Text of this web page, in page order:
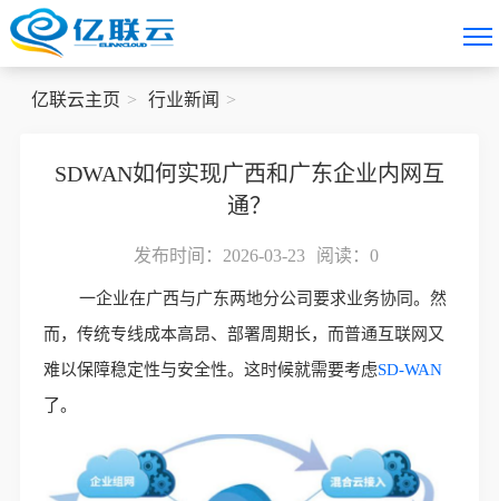
亿联云主页 行业新闻
SDWAN如何实现广西和广东企业内网互
通？
发布时间：2026-03-23 阅读： 0
一企业在广西与广东两地分公司要求业务协同。然
而，传统专线成本高昂、部署周期长，而普通互联网又
难以保障稳定性与安全性。这时候就需要考虑SD-WAN
了。